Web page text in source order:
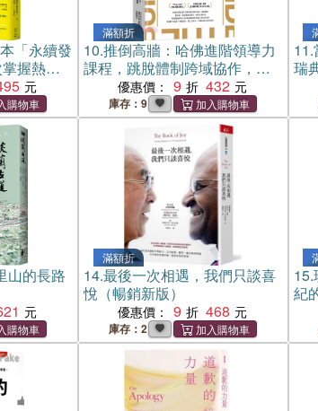
「永續發
握熱門
滿額折
10.推倒高牆：哈佛進階領導力
課程，跳脫體制跨域協作，打
造解決複雜問題、發揮變革影
響力的路徑
優惠價： 9 432
庫存：9
11.
瑞
山的長路
滿額折
14.最後一次相遇，我們只談喜
悅（暢銷新版）
優惠價： 9 468
庫存：2
15.
紀